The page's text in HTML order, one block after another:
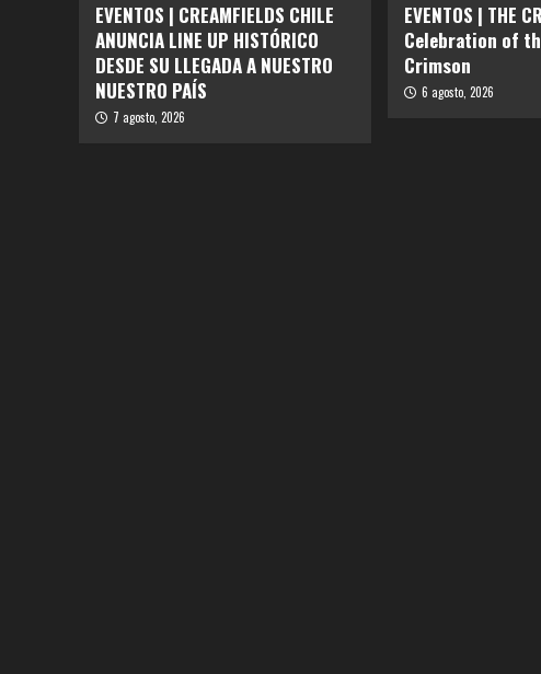
EVENTOS | CREAMFIELDS CHILE
ANUNCIA LINE UP HISTÓRICO
DESDE SU LLEGADA A NUESTRO
NUESTRO PAÍS
7 agosto, 2026
EVENTOS | THE
Celebration of
Crimson
6 agosto, 2026